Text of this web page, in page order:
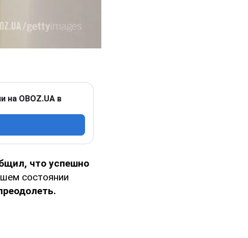
на OBOZ.UA в
что успешно
состоянии